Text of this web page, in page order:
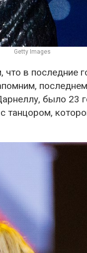
Getty Images
в последние
было 23
танцором,